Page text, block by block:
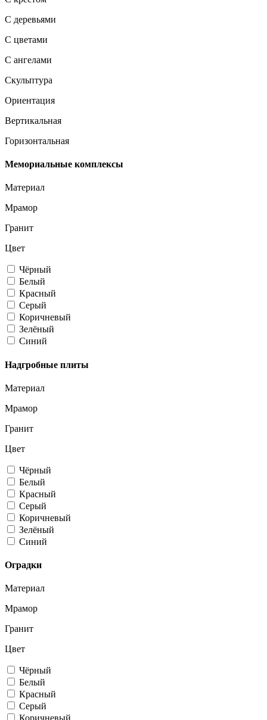
С деревьями
С цветами
С ангелами
Скульптура
Ориентация
Вертикальная
Горизонтальная
Мемориальные комплексы
Материал
Мрамор
Гранит
Цвет
Чёрный
Белый
Красный
Серый
Коричневый
Зелёный
Синий
Надгробные плиты
Материал
Мрамор
Гранит
Цвет
Чёрный
Белый
Красный
Серый
Коричневый
Зелёный
Синий
Оградки
Материал
Мрамор
Гранит
Цвет
Чёрный
Белый
Красный
Серый